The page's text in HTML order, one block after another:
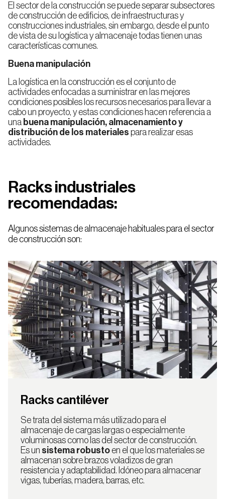
Selecciona tu país
Uruguay
Continuar
El sector de la construcción se puede separar subsectores
de construcción de edificios, de infraestructuras y
construcciones industriales, sin embargo, desde el punto
de vista de su logística y almacenaje todas tienen unas
características comunes.
Buena manipulación
La logística en la construcción es el conjunto de
actividades enfocadas a suministrar en las mejores
condiciones posibles los recursos necesarios para llevar a
cabo un proyecto, y estas condiciones hacen referencia a
una buena manipulación, almacenamiento y
distribución de los materiales para realizar esas
actividades.
Racks industriales
recomendadas:
Algunos sistemas de almacenaje habituales para el sector
de construcción son:
Racks cantiléver
Se trata del sistema más utilizado para el
almacenaje de cargas largas o especialmente
voluminosas como las del sector de construcción.
Es un sistema robustoen el que los materiales se
almacenan sobre brazos voladizos de gran
resistencia y adaptabilidad. Idóneo para almacenar
vigas, tuberías, madera, barras, etc.